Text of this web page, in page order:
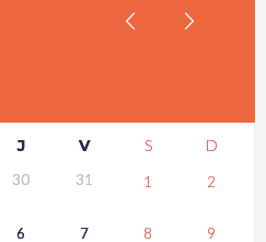
J V S D
30 31 1 2
6 7 8 9